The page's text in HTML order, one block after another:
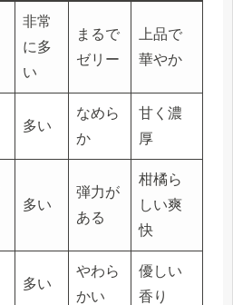
非常
に多
い
まるで
ゼリー
上品で
華やか
多い
なめら
か
甘く濃
厚
多い
弾力が
ある
柑橘ら
しい爽
快
多い
やわら
かい
優しい
香り